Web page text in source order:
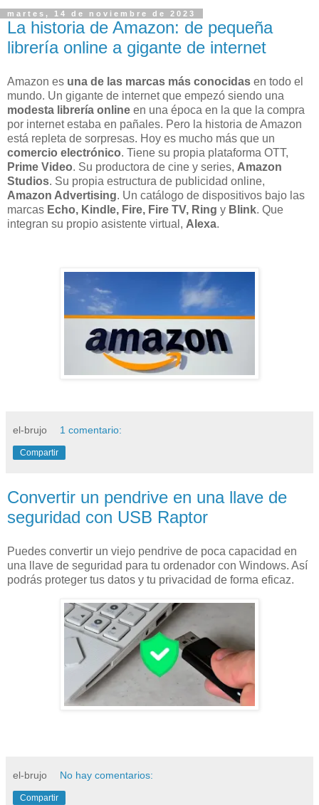
martes, 14 de noviembre de 2023
La historia de Amazon: de pequeña
librería online a gigante de internet
Amazon es una de las marcas más conocidas en todo el
mundo. Un gigante de internet que empezó siendo una
modesta librería online en una época en la que la compra
por internet estaba en pañales. Pero la historia de Amazon
está repleta de sorpresas. Hoy es mucho más que un
comercio electrónico. Tiene su propia plataforma OTT,
Prime Video. Su productora de cine y series, Amazon
Studios. Su propia estructura de publicidad online,
Amazon Advertising. Un catálogo de dispositivos bajo las
marcas Echo, Kindle, Fire, Fire TV, Ring y Blink. Que
integran su propio asistente virtual, Alexa.
el-brujo 1 comentario:
Compartir
Convertir un pendrive en una llave de
seguridad con USB Raptor
Puedes convertir un viejo pendrive de poca capacidad en
una llave de seguridad para tu ordenador con Windows. Así
podrás proteger tus datos y tu privacidad de forma eficaz.
el-brujo No hay comentarios:
Compartir